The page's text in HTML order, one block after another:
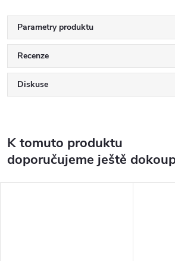
Parametry produktu
Recenze
Diskuse
K tomuto produktu
doporučujeme ještě